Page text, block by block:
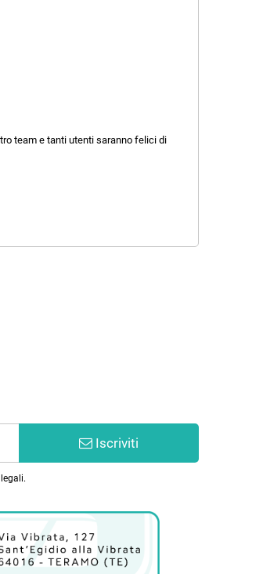
team e tanti utenti saranno felici di
Iscriviti